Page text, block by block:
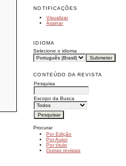
NOTIFICAÇÕES
Visualizar
Assinar
IDIOMA
Selecione o idioma
CONTEÚDO DA REVISTA
Pesquisa
Escopo da Busca
Procurar
Por Edição
Por Autor
Por título
Outras revistas